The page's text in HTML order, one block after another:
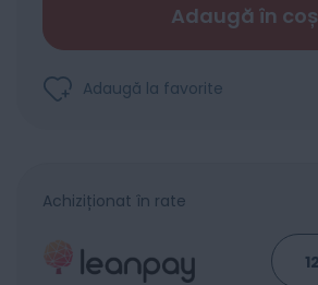
Adaugă în coș
Adaugă la favorite
Achiziționat în rate